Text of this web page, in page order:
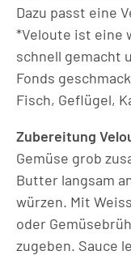
Dazu passt eine
*Veloute ist eine
schnell gemacht
Fonds
Fisch, Geflügel,
Zubereitung
Gemüse grob
Butter langsam
würzen. Mit
oder
zugeben. Sauce